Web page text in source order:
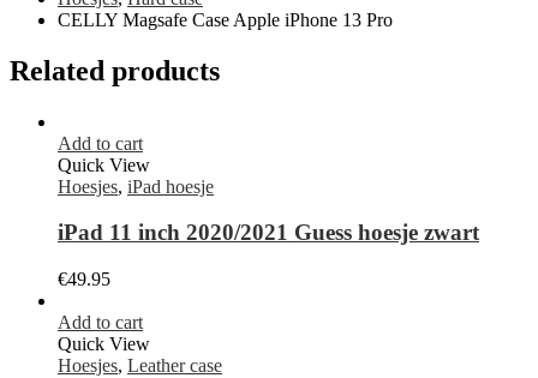
CELLY Magsafe Case Apple iPhone 13 Pro
Related products
Add to cart
Quick View
Hoesjes, iPad hoesje
iPad 11 inch 2020/2021 Guess hoesje zwart
€49.95
Add to cart
Quick View
Hoesjes, Leather case